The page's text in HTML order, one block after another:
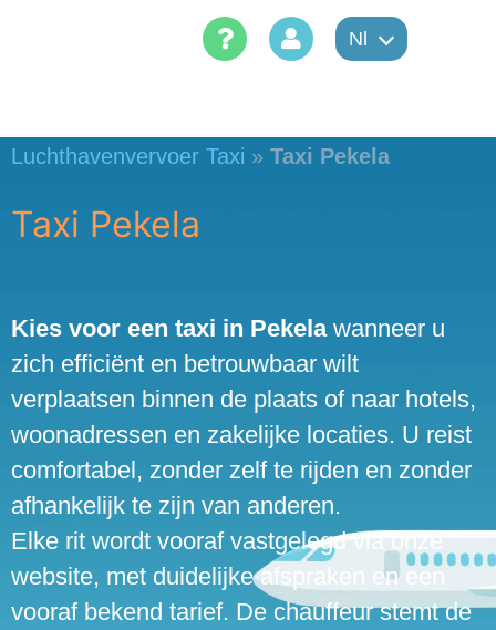
Nl
Luchthavenvervoer Taxi » Taxi Pekela
Taxi Pekela
Kies voor een taxi in Pekelawanneer u
zich efficiënt en betrouwbaar wilt
verplaatsen binnen de plaats of naar hotels,
woonadressen en zakelijke locaties. U reist
comfortabel, zonder zelf te rijden en zonder
afhankelijk te zijn van anderen.
Elke rit wordt vooraf vastgelegd via onze
website, met duidelijke afspraken en een
vooraf bekend tarief. De chauffeur stemt de